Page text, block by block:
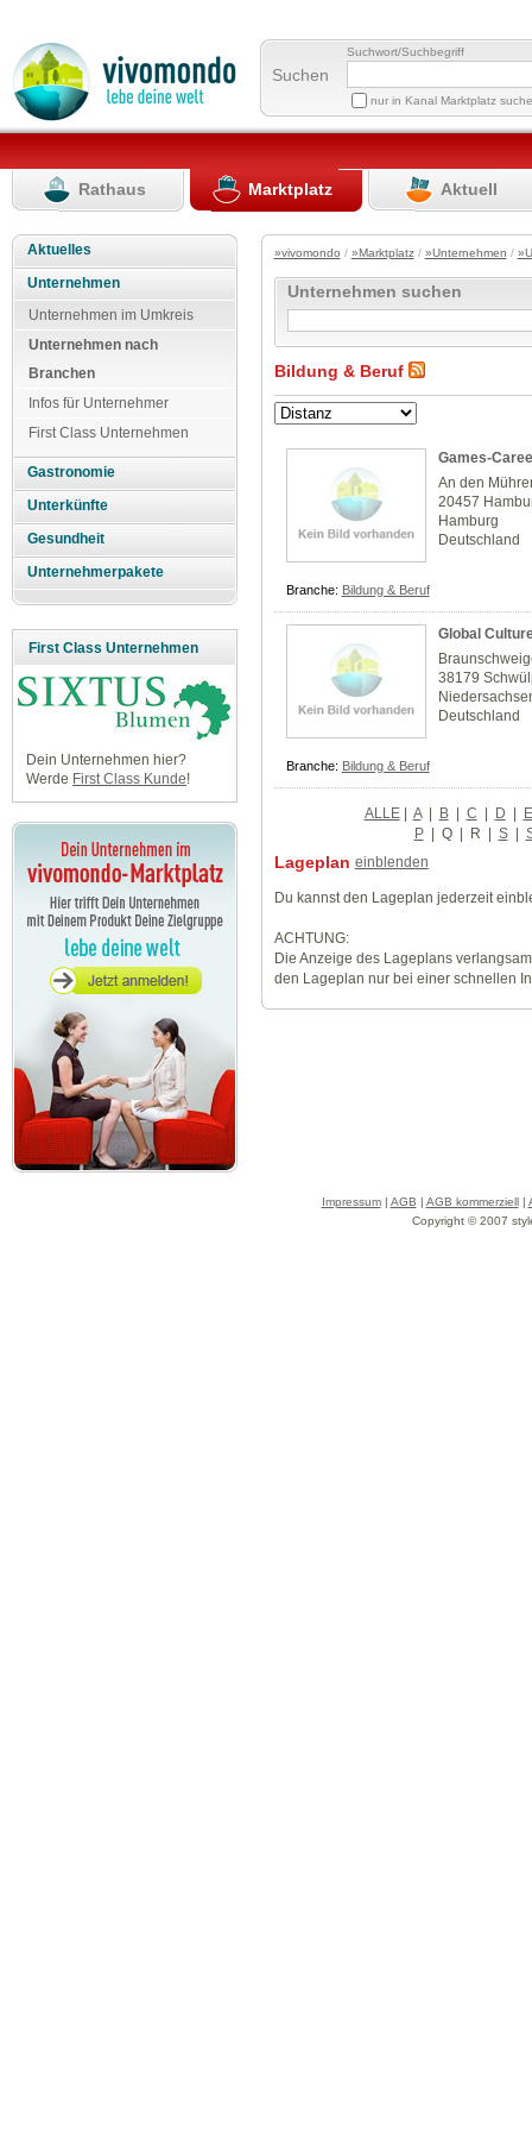
Suchen
Suchwort/Suchbegriff
nur in Kanal Marktplatz
Rathaus Marktplatz Aktuell
Aktuelles
Unternehmen
Unternehmen im Umkreis
Unternehmen nach
Branchen
Infos für Unternehmer
First Class Unternehmen
Gastronomie
Unterkünfte
Gesundheit
Unternehmerpakete
First Class Unternehmen
Dein Unternehmen hier?
Werde First Class Kunde!
»vivomondo / »Marktplatz/ »Unternehmen /
Unternehmen suchen
Bildung & Beruf
Games-
An den
20457
Hamburg
Deutschland
Branche: Bildung & Beruf
Global
38179
Deutschland
Branche: Bildung & Beruf
ALLE| A | B | C | D | E
P | Q | R | S |
Lageplan einblenden
Du kannst den Lageplan jederzeit
ACHTUNG:
Die Anzeige des Lageplans
den Lageplan nur bei einer schnellen
Impressum| AGB | AGB kommerziell|
Copyright © 2007